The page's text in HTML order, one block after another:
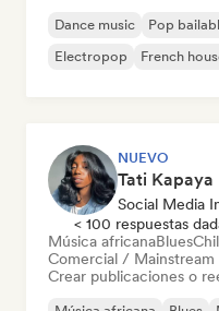
Dance music Pop
Electropop
French
NUEVO
Tati Kapaya
Social Media
< 100 respuestas
Música africanaBlues
Comercial / Mainstream
Crear publicaciones o